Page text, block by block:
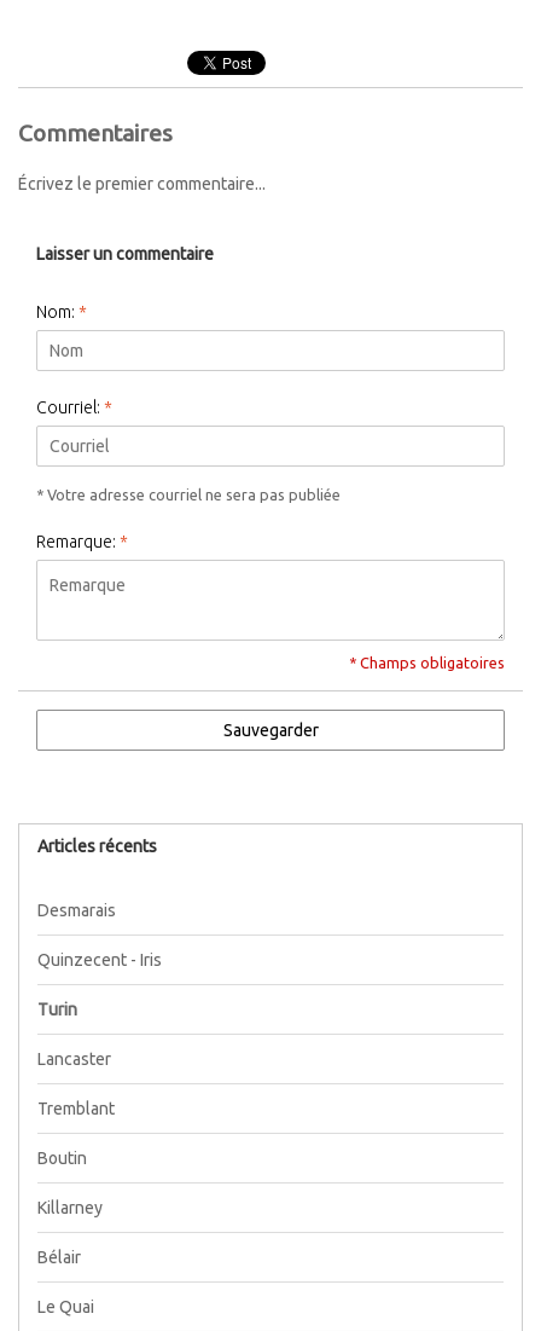
Commentaires
Écrivez le premier commentaire...
Laisser un commentaire
Nom: *
Courriel: *
* Votre adresse courriel ne sera pas publiée
Remarque: *
* Champs obligatoires
Sauvegarder
Articles récents
Desmarais
Quinzecent - Iris
Turin
Lancaster
Tremblant
Boutin
Killarney
Bélair
Le Quai